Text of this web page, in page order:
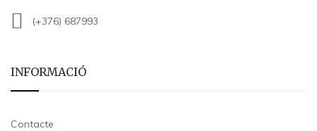
(+376) 687993
INFORMACIÓ
Contacte